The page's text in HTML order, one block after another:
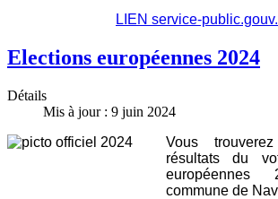
LIEN service-
Elections européennes 2024
Détails
Mis à jour : 9 juin 2024
Vous
résultats du
commune de